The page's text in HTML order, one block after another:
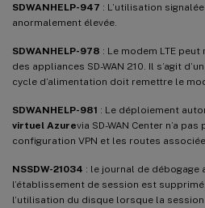
SDWANHELP-947 : L’utilisation
anormalement élevée.
SDWANHELP-978 : Le modem LTE
des appliances SD-WAN 210. Il s’agit
cycle d’alimentation doit remettre le
SDWANHELP-981 : Le déploiement
virtuel Azurevia SD-WAN Center n’a
configuration VPN et les routes
NSSDW-21034 : le journal de débogage
l’établissement de session est
l’utilisation du disque lorsque la